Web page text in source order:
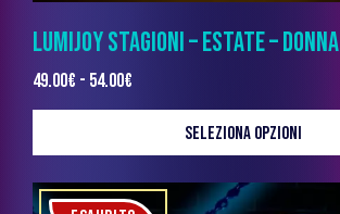
LUMIJOY STAGIONI – ESTATE – DONNA
49.00€ - 54.00€
SELEZIONA OPZIONI